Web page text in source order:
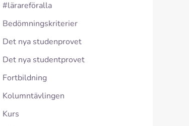
#lärareföralla
Bedömningskriterier
Det nya studenprovet
Det nya studentprovet
Fortbildning
Kolumntävlingen
Kurs